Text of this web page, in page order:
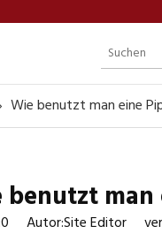
Wie benutzt man eine
benutzt
0 Autor:Site Editor